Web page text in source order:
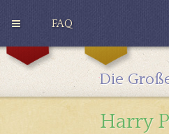
FAQ
G
i
H
u
e
Die
Harry